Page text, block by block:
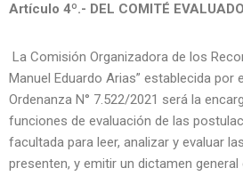
Artículo 4º.- DEL COMITÉ
La Comisión Organizadora de los
Manuel Eduardo Arias” establecida por
Ordenanza N° 7.522/2021 será la
funciones de evaluación de las
facultada para leer, analizar y evaluar
presenten, y emitir un dictamen general